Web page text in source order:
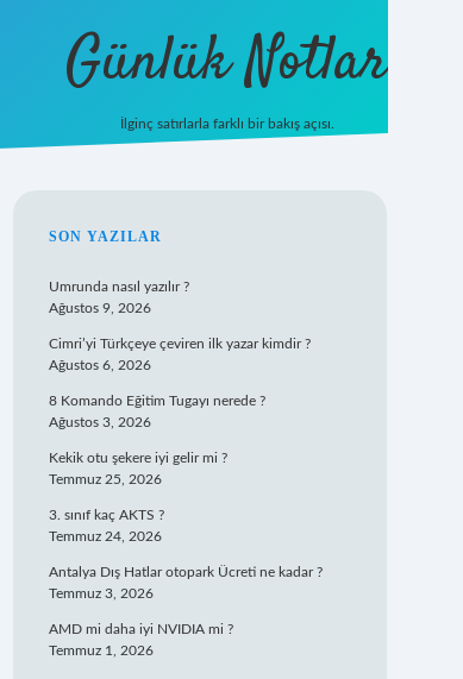
Günlük Notlar
İlginç satırlarla farklı bir bakış açısı.
SIDEBAR
SON YAZILAR
Umrunda nasıl yazılır ?
Ağustos 9, 2026
Cimri’yi Türkçeye çeviren ilk yazar kimdir ?
Ağustos 6, 2026
8 Komando Eğitim Tugayı nerede ?
Ağustos 3, 2026
Kekik otu şekere iyi gelir mi ?
Temmuz 25, 2026
3. sınıf kaç AKTS ?
Temmuz 24, 2026
Antalya Dış Hatlar otopark Ücreti ne kadar ?
Temmuz 3, 2026
AMD mi daha iyi NVIDIA mi ?
Temmuz 1, 2026